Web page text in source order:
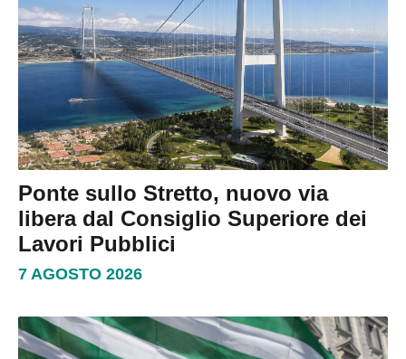
Ponte sullo Stretto, nuovo via
libera dal Consiglio Superiore dei
Lavori Pubblici
7 AGOSTO 2026